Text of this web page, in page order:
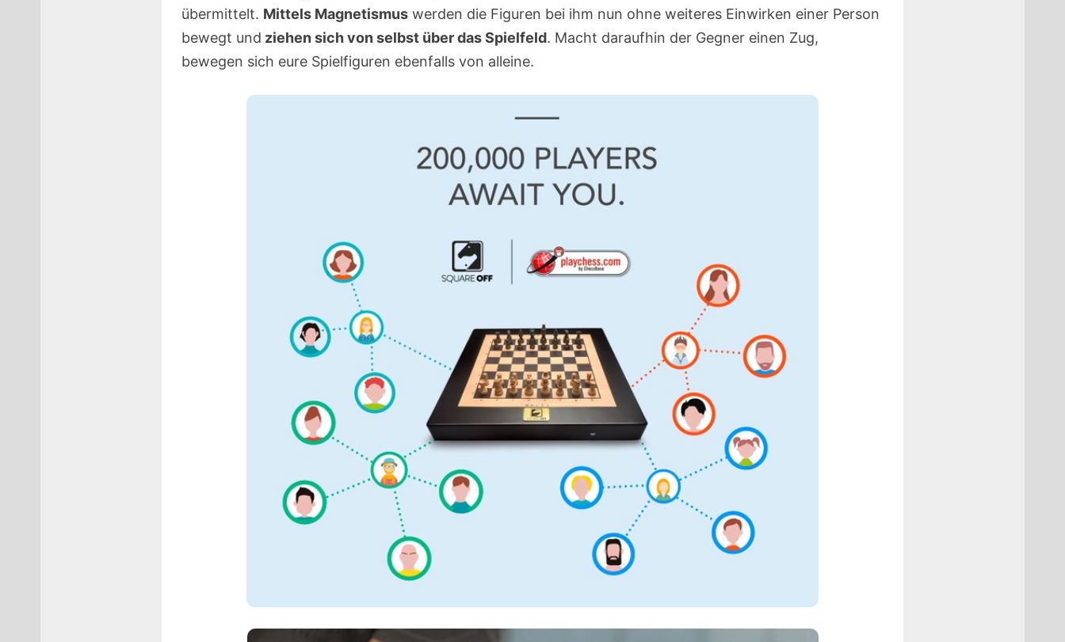
übermittelt. Mittels Magnetismuswerden die Figuren bei ihm nun ohne weiteres Einwirken einer Person
bewegt und ziehen sich von selbst über das Spielfeld. Macht daraufhin der Gegner einen Zug,
bewegen sich eure Spielfiguren ebenfalls von alleine.